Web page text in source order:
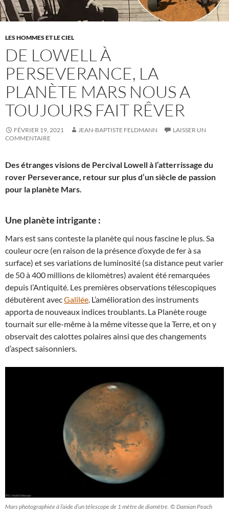
LES HOMMES ET LE CIEL
DE LOWELL À
PERSEVERANCE, LA
PLANÈTE MARS NOUS A
TOUJOURS FAIT RÊVER
FÉVRIER 19, 2021 JEAN-BAPTISTE FELDMANN
LAISSER UN
COMMENTAIRE
Des étranges visions de Percival Lowell à l’atterrissage du
rover Perseverance, retour sur plus d’un siècle de passion
pour la planète Mars.
Une planète intrigante :
Mars est sans conteste la planète qui nous fascine le plus. Sa
couleur ocre (en raison de la présence d’oxyde de fer à sa
surface) et ses variations de luminosité (sa distance peut varier
de 50 à 400 millions de kilomètres) avaient été remarquées
depuis l’Antiquité. Les premières observations télescopiques
débutèrent avecGalilée . L’amélioration des instruments
apporta de nouveaux indices troublants. La Planète rouge
tournait sur elle-même à la même vitesse que la Terre, et on y
observait des calottes polaires ainsi que des changements
d’aspect saisonniers.
Mars photographiée à l’aide d’un télescope de 1 mètre de diamètre. © Damian Peach